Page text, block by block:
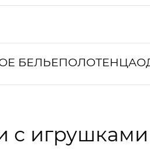
БЕЛЬЕПОЛОТЕНЦА
с игрушками